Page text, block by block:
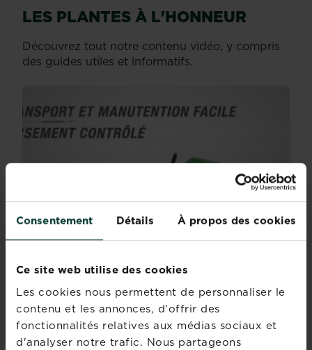
Consentement Détails À propos des cookies
Ce site web utilise des cookies
Les cookies nous permettent de personnaliser le
contenu et les annonces, d'offrir des
fonctionnalités relatives aux médias sociaux et
d'analyser notre trafic. Nous partageons
LES PLANTES À L'HONNEUR
Découvrez tout notre contenu vidéo, y compris
des guides utiles et informatifs.
DÉSHERBANT 2,5L PRÊT À
L’EMPLOI GRANDES